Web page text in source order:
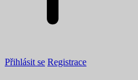
Přihlásit se Registrace